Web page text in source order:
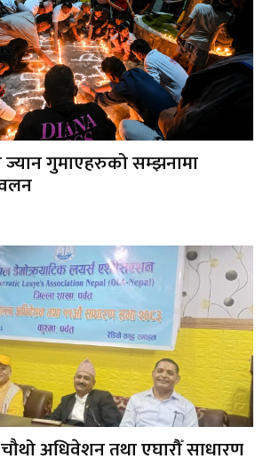
ज्यान गुमाएहरुको सम्झनामा
अधिवेशन तथा एघारौँ साधारण